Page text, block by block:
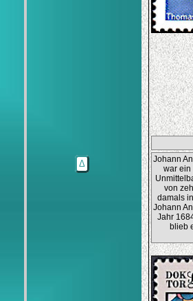
Δ
Johann
war ein
von
damals
Johann
Jahr
blieb